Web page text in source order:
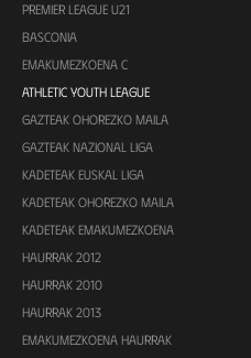
PREMIER LEAGUE U21
BASCONIA
EMAKUMEZKOENA C
ATHLETIC YOUTH LEAGUE
GAZTEAK OHOREZKO MAILA
GAZTEAK NAZIONAL LIGA
KADETEAK EUSKAL LIGA
KADETEAK OHOREZKO MAILA
KADETEAK EMAKUMEZKOENA
HAURRAK 2012
HAURRAK 2010
HAURRAK 2013
EMAKUMEZKOENA HAURRAK